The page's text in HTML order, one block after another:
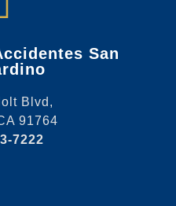
San
Blvd,
91764
7222